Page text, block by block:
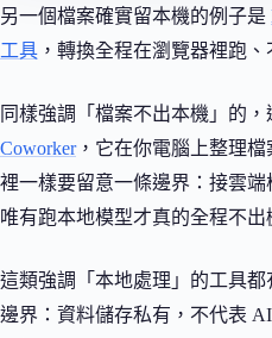
另一個檔案確實留本機的例子是
工具 ，轉換全程在瀏覽器裡跑、
同樣強調「檔案不出本機」的
Coworker，它在你電腦上整理
裡一樣要留意一條邊界：接雲端
唯有跑本地模型才真的全程不出
這類強調「本地處理」的工具
邊界：資料儲存私有，不代表